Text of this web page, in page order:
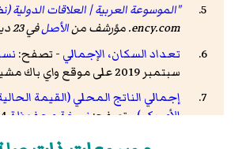
"الموسوعة العربية | العلاقات الدولية
ency.com. مؤرشف منالأصلفي 23 ديسمبر 2019
تعداد السكان، الإجمالي - تصفح:
سبتمبر 2019 على موقع واي باك مشين.
إجمالي الناتج المحلي (القيمة الحالية
الأمريكي)- تصفح:نسخة محفوظة